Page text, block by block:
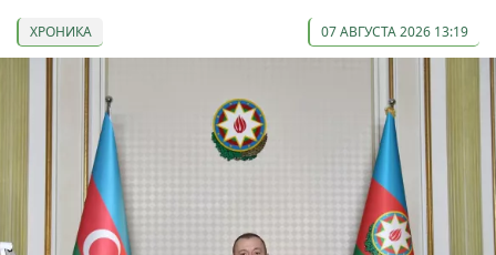
ХРОНИКА 07 АВГУСТА 2026 13:19